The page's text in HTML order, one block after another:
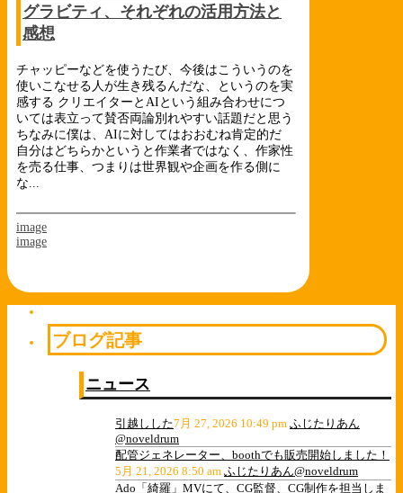
グラビティ、それぞれの活用方法と
感想
チャッピーなどを使うたび、今後はこういうのを
使いこなせる人が生き残るんだな、というのを実
感する クリエイターとAIという組み合わせにつ
いては表立って賛否両論別れやすい話題だと思う
ちなみに僕は、AIに対してはおおむね肯定的だ
自分はどちらかというと作業者ではなく、作家性
を売る仕事、つまりは世界観や企画を作る側に
な...
image
image
ブログ記事
ニュース
引越しした7月 27, 2026 10:49 pm ふじたりあん
@noveldrum
配管ジェネレーター、boothでも販売開始しました！
5月 21, 2026 8:50 am ふじたりあん@noveldrum
Ado「綺羅」MVにて、CG監督、CG制作を担当しま